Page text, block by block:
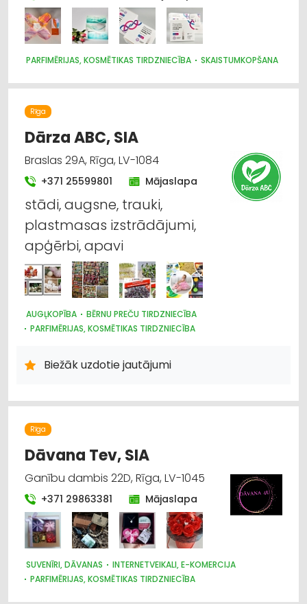
PARFIMĒRIJAS, KOSMĒTIKAS TIRDZNIECĪBA SKAISTUMKOPŠANA
Rīga
Dārza ABC, SIA
Braslas 29A, Rīga, LV-1084
+371 25599801 Mājaslapa
stādi, augsne, trauki,
plastmasas izstrādājumi,
apģērbi, apavi
AUGĻKOPĪBA
BĒRNU PREČU TIRDZNIECĪBA
PARFIMĒRIJAS, KOSMĒTIKAS TIRDZNIECĪBA
HIGIĒNAS PRECES
ZOOPRECES, DZĪVNIEKU KOPŠANA UN APRŪPE
HOBIJA PRECES
SĒKLAS UN STĀDI
DĀRZA TEHNIKA UN INVENTĀRS
Biežāk uzdotie jautājumi
Rīga
Dāvana Tev, SIA
Ganību dambis 22D, Rīga, LV-1045
+371 29863381 Mājaslapa
SUVENĪRI, DĀVANAS
INTERNETVEIKALI, E-KOMERCIJA
PARFIMĒRIJAS, KOSMĒTIKAS TIRDZNIECĪBA